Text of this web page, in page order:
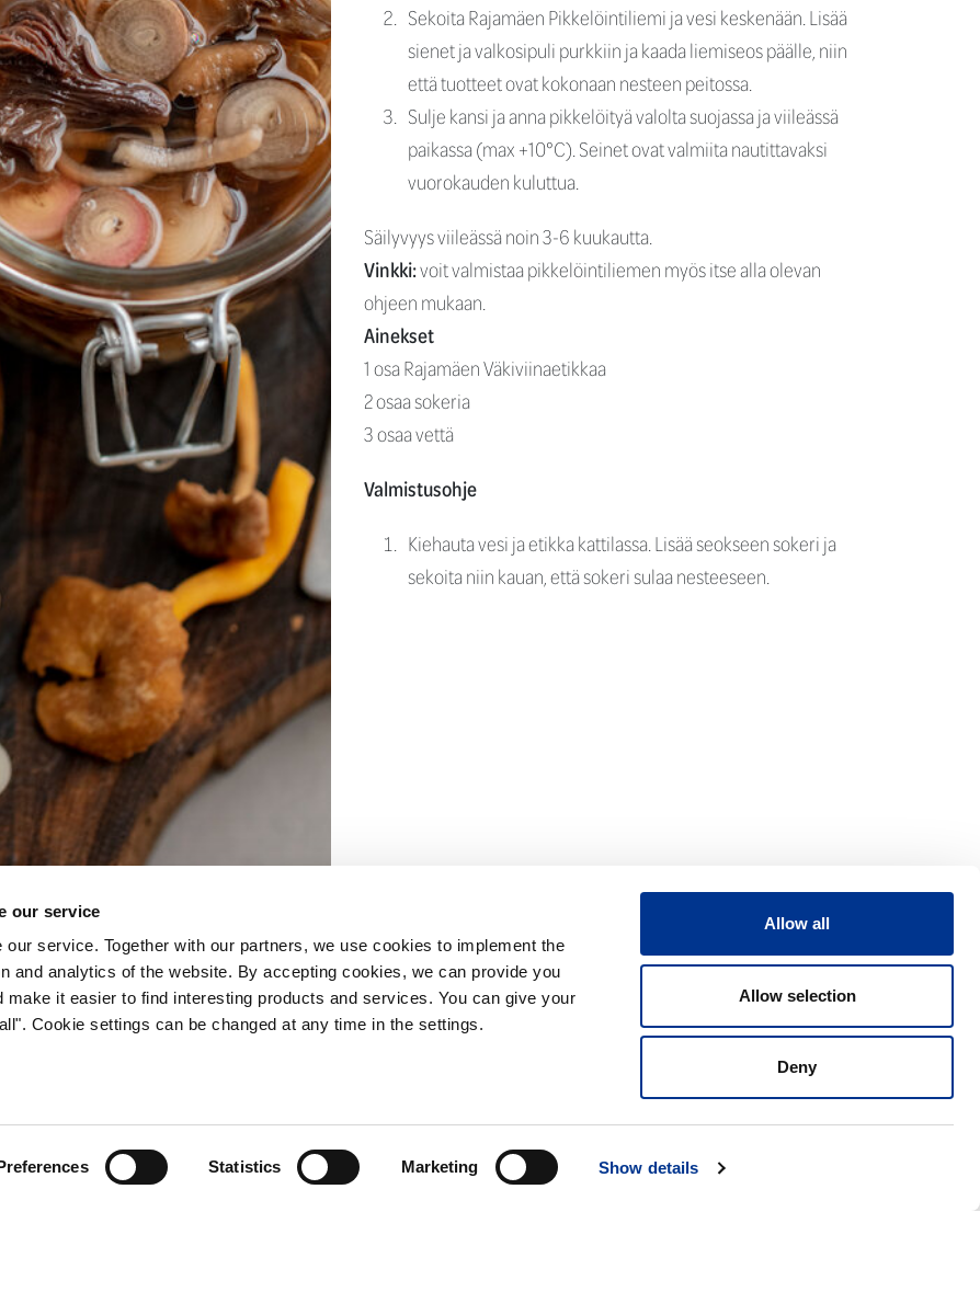
our service
service. Together with our partners, we use cookies to implement the
and analytics of the website. By accepting cookies, we can provide you
make it easier to find interesting products and services. You can give your
Cookie settings can be changed at any time in the settings.
Statistics Marketing Show details
Allow all
Allow selection
Deny
Sekoita Rajamäen Pikkelöintiliemi ja vesi keskenään. Lisää
sienet ja valkosipuli purkkiin ja kaada liemiseos päälle, niin
että tuotteet ovat kokonaan nesteen peitossa.
Sulje kansi ja anna pikkelöityä valolta suojassa ja viileässä
paikassa (max +10°C). Seinet ovat valmiita nautittavaksi
vuorokauden kuluttua.
Säilyvyys viileässä noin 3-6 kuukautta.
Vinkki:voit valmistaa pikkelöintiliemen myös itse alla olevan
ohjeen mukaan.
Ainekset
1 osa Rajamäen Väkiviinaetikkaa
2 osaa sokeria
3 osaa vettä
Valmistusohje
Kiehauta vesi ja etikka kattilassa. Lisää seokseen sokeri ja
sekoita niin kauan, että sokeri sulaa nesteeseen.